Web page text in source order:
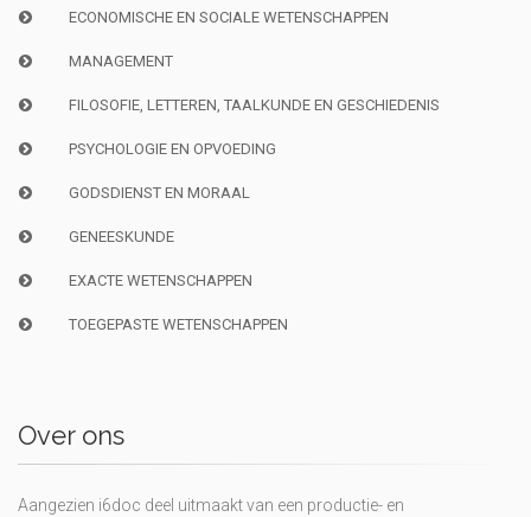
ECONOMISCHE EN SOCIALE WETENSCHAPPEN
MANAGEMENT
FILOSOFIE, LETTEREN, TAALKUNDE EN GESCHIEDENIS
PSYCHOLOGIE EN OPVOEDING
GODSDIENST EN MORAAL
GENEESKUNDE
EXACTE WETENSCHAPPEN
TOEGEPASTE WETENSCHAPPEN
Over ons
Aangezien i6doc deel uitmaakt van een productie- en